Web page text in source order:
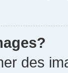
des